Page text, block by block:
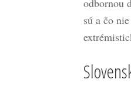
odbornou
sú a čo